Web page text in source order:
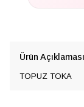
Ürün Açıklaması
TOPUZ TOKA